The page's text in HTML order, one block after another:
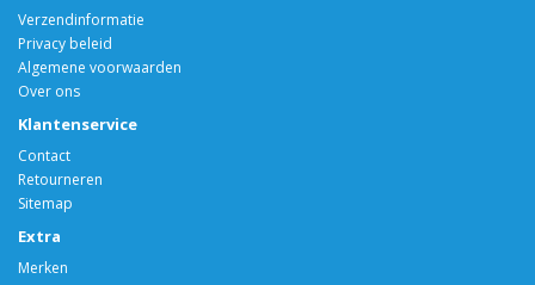
Verzendinformatie
Privacy beleid
Algemene voorwaarden
Over ons
Klantenservice
Contact
Retourneren
Sitemap
Extra
Merken